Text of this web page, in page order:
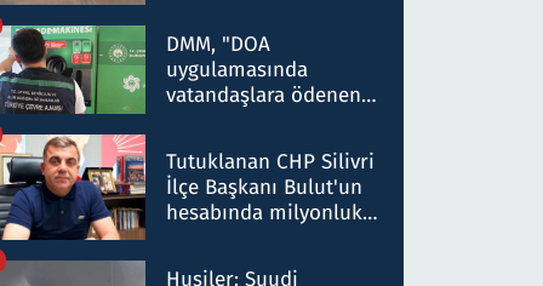
DMM, "DOA
uygulamasında
vatandaşlara ödenen
düşürüldüğü" iddiasını
yalanladı
Tutuklanan CHP Silivri
İlçe Başkanı Bulut'un
hesabında milyonluk
talimat verdi, ben
Husiler: Suudi